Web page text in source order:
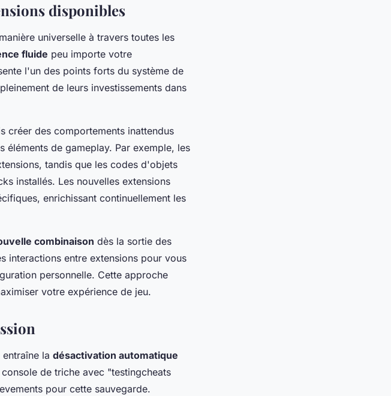
disponibles
universelle à travers toutes les
fluide peu importe votre
l'un des points forts du système de
de leurs investissements dans
créer des comportements inattendus
éléments de gameplay. Par exemple, les
tandis que les codes d'objets
installés. Les nouvelles extensions
enrichissant continuellement les
combinaison dès la sortie des
interactions entre extensions pour vous
personnelle. Cette approche
votre expérience de jeu.
la désactivation automatique
de triche avec "testingcheats
pour cette sauvegarde.